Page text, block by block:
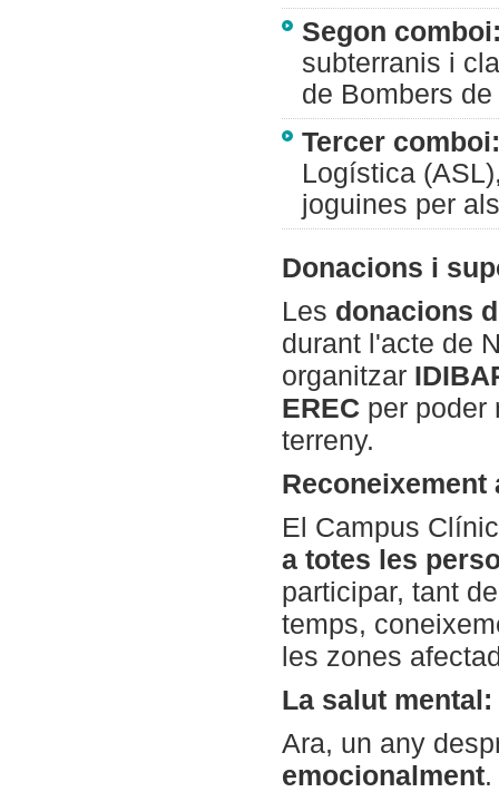
Segon
subterranis i
de Bombers
Tercer comboi:
Logística
joguines per
Donacions i
Les donacions
durant l'acte de
organitzar
EREC per poder
terreny.
El Campus
a totes les
participar, tant
temps,
les zones
La salut
Ara, un any
emocionalment